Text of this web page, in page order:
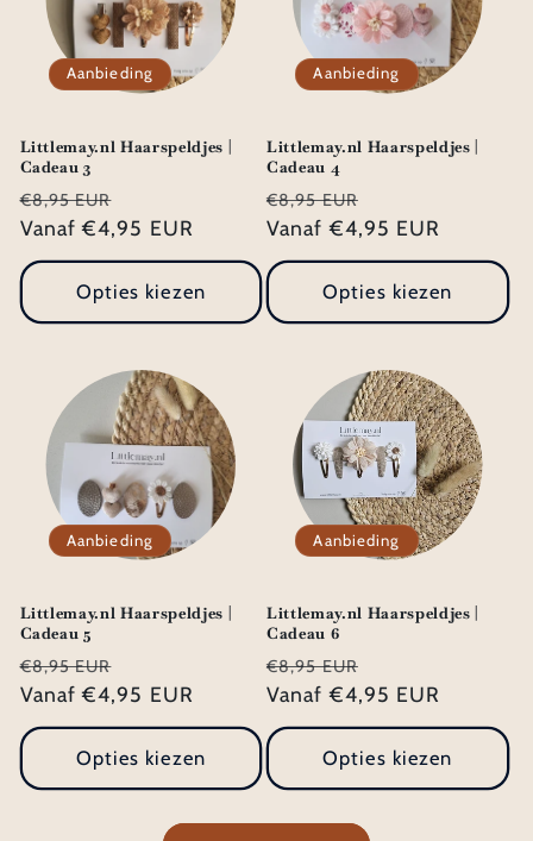
Aanbieding
Littlemay.nl Haarspeldjes |
Cadeau 3
Normale
prijs
€8,95 EUR
Aanbiedingsprijs
Vanaf €4,95 EUR
Opties kiezen
Aanbieding
Littlemay.nl Haarspeldjes |
Cadeau 4
Normale
prijs
€8,95 EUR
Vanaf €4,95 EUR
Opties kiezen
Aanbieding
Littlemay.nl Haarspeldjes |
Cadeau 5
Normale
prijs
€8,95 EUR
Aanbiedingsprijs
Vanaf €4,95 EUR
Opties kiezen
Aanbieding
Littlemay.nl Haarspeldjes |
Cadeau 6
Normale
prijs
€8,95 EUR
Vanaf €4,95 EUR
Opties kiezen